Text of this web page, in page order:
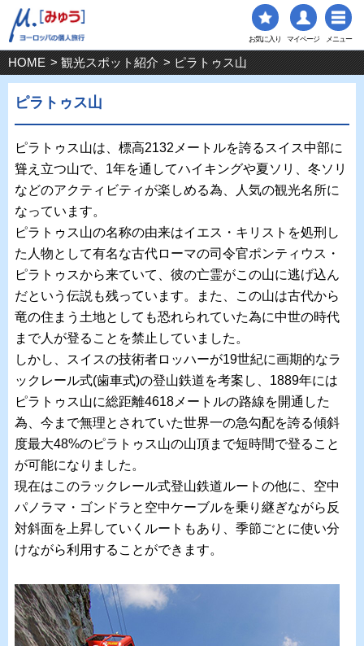
お気に入り マイページ メニュー
HOME >観光スポット紹介 > ピラトゥス山
ピラトゥス山
ピラトゥス山は、標高2132メートルを誇るスイス中部に
聳え立つ山で、1年を通してハイキングや夏ソリ、冬ソリ
などのアクティビティが楽しめる為、人気の観光名所に
なっています。
ピラトゥス山の名称の由来はイエス・キリストを処刑し
た人物として有名な古代ローマの司令官ポンティウス・
ピラトゥスから来ていて、彼の亡霊がこの山に逃げ込ん
だという伝説も残っています。また、この山は古代から
竜の住まう土地としても恐れられていた為に中世の時代
まで人が登ることを禁止していました。
しかし、スイスの技術者ロッハーが19世紀に画期的なラ
ックレール式(歯車式)の登山鉄道を考案し、1889年には
ピラトゥス山に総距離4618メートルの路線を開通した
為、今まで無理とされていた世界一の急勾配を誇る傾斜
度最大48%のピラトゥス山の山頂まで短時間で登ること
が可能になりました。
現在はこのラックレール式登山鉄道ルートの他に、空中
パノラマ・ゴンドラと空中ケーブルを乗り継ぎながら反
対斜面を上昇していくルートもあり、季節ごとに使い分
けながら利用することができます。